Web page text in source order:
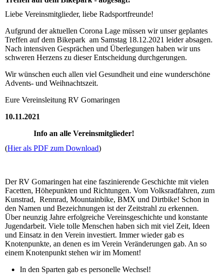
Liebe Vereinsmitglieder, liebe Radsportfreunde!
Aufgrund der aktuellen Corona Lage müssen wir unser geplantes
Treffen auf dem Bikepark am Samstag 18.12.2021 leider absagen.
Nach intensiven Gesprächen und Überlegungen haben wir uns
schweren Herzens zu dieser Entscheidung durchgerungen.
Wir wünschen euch allen viel Gesundheit und eine wunderschöne
Advents- und Weihnachtszeit.
Eure Vereinsleitung RV Gomaringen
10.11.2021
Info an alle Vereinsmitglieder!
(Hier als PDF zum Download)
Der RV Gomaringen hat eine faszinierende Geschichte mit vielen
Facetten, Höhepunkten und Richtungen. Vom Volksradfahren, zum
Kunstrad, Rennrad, Mountainbike, BMX und Dirtbike! Schon in
den Namen und Bezeichnungen ist der Zeitstrahl zu erkennen.
Über neunzig Jahre erfolgreiche Vereinsgeschichte und konstante
Jugendarbeit. Viele tolle Menschen haben sich mit viel Zeit, Ideen
und Einsatz in den Verein investiert. Immer wieder gab es
Knotenpunkte, an denen es im Verein Veränderungen gab. An so
einem Knotenpunkt stehen wir im Moment!
In den Sparten gab es personelle Wechsel!